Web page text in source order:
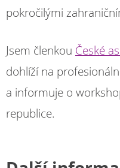
pokročilými
Jsem členkou České
dohlíží na
a informuje o
republice.